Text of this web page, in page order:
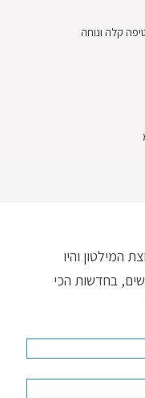
המילטון והיו
בחדשות הכי